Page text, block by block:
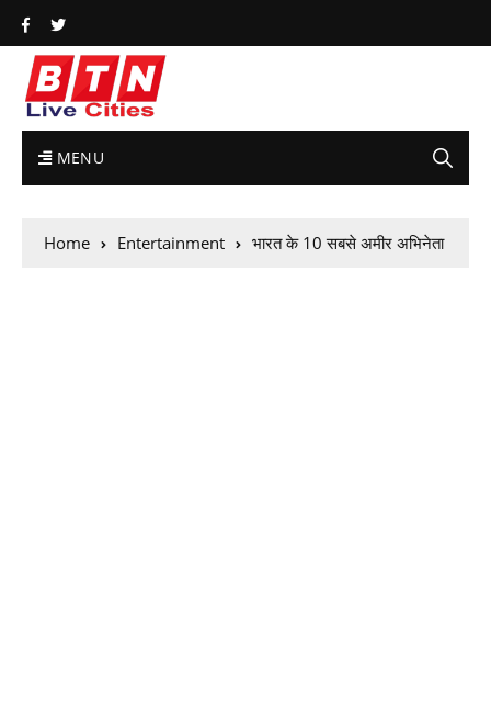
MENU
Home Entertainment भारत के 10 सबसे अमीर अभिनेता